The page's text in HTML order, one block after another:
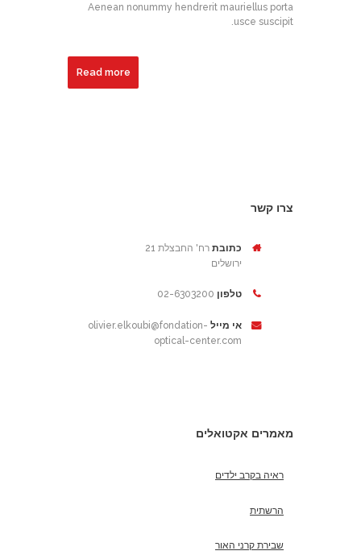
Aenean nonummy hendrerit mauriellus porta
usce suscipit.
Read more
צרו קשר
כתובת רח' החבצלת 21
ירושלים
טלפון
אי מייל olivier.elkoubi@fondation-
optical-center.com
מאמרים אקטואלים
ראיה בקרב ילדים
הרשתית
שבירת קרני האור